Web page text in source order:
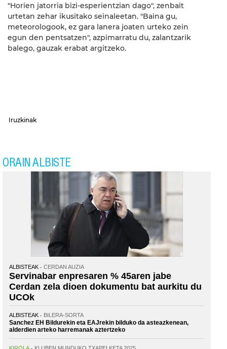
"Horien jatorria bizi-esperientzian dago", zenbait
urtetan zehar ikusitako seinaleetan. "Baina gu,
meteorologook, ez gara lanera joaten urteko zein
egun den pentsatzen", azpimarratu du, zalantzarik
balego, gauzak erabat argitzeko.
Iruzkinak
ORAIN ALBISTE
ALBISTEAK CERDAN AUZIA
Servinabar enpresaren % 45aren jabe
Cerdan zela dioen dokumentu bat aurkitu du
UCOk
ALBISTEAK BILERA-SORTA
Sanchez EH Bildurekin eta EAJrekin bilduko da asteazkenean,
alderdien arteko harremanak aztertzeko